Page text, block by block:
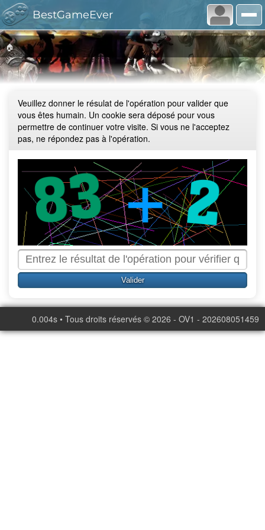
BestGameEver
🏠
Veuillez donner le résulat de l'opération pour valider que
vous êtes humain. Un cookie sera déposé pour vous
permettre de continuer votre visite. Si vous ne l'acceptez
pas, ne répondez pas à l'opération.
0.004s • Tous droits réservés © 2026 - OV1 - 202608051459